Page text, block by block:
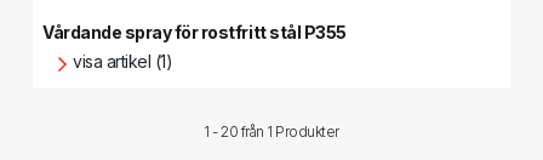
Vårdande spray för rostfritt stål P355
visa artikel (1)
1 - 20 från 1 Produkter